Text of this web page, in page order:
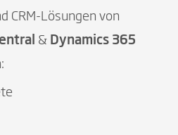
CRM-Lösungen von
& Dynamics 365